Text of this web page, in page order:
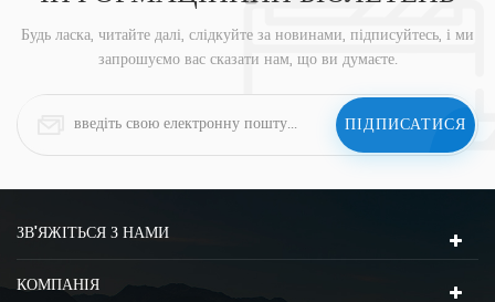
Будь ласка, читайте далі, слідкуйте за новинами, підписуйтесь, і ми
запрошуємо вас сказати нам, що ви думаєте.
ЗВ'ЯЖІТЬСЯ З НАМИ
КОМПАНІЯ